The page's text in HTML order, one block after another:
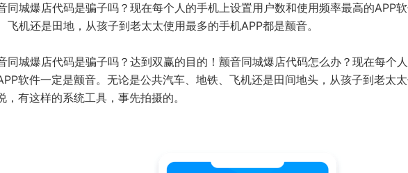
同城爆店代码是骗子吗？现在每个人的手机上设置用户数和使用频率最高的APP
机还是田地，从孩子到老太太使用最多的手机APP都是颤音。
同城爆店代码是骗子吗？达到双赢的目的！颤音同城爆店代码怎么办？现在每个
软件一定是颤音。无论是公共汽车、地铁、飞机还是田间地头，从孩子到老太
有这样的系统工具，事先拍摄的。